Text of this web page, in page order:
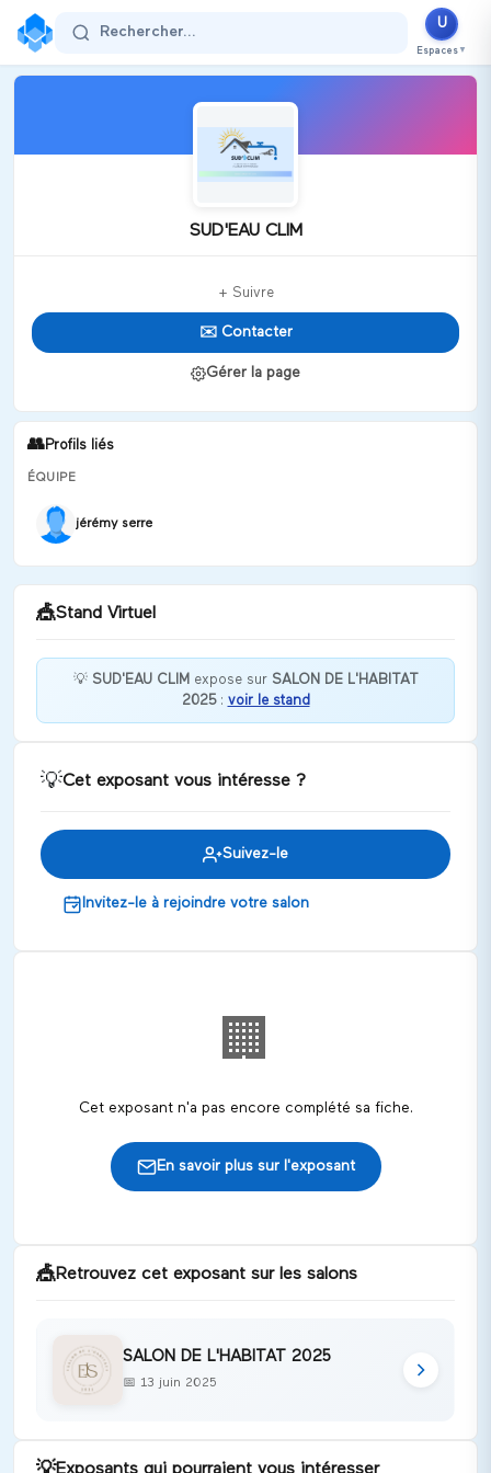
Rechercher...
U
Espaces ▼
SUD'EAU CLIM
+ Suivre
✉️ Contacter
Gérer la page
👥Profils liés
ÉQUIPE
jérémy serre
🎪Stand Virtuel
Bienvenue chez SUD'EAU CLIM !
💡 SUD'EAU CLIM expose sur SALON DE L'HABITAT
2025: voir le stand
💡Cet exposant vous intéresse ?
Suivez-le
Invitez-le à rejoindre votre salon
🏢
Cet exposant n'a pas encore complété sa fiche.
En savoir plus sur l'exposant
🎪Retrouvez cet exposant sur les salons
SALON DE L'HABITAT 2025
📅 13 juin 2025